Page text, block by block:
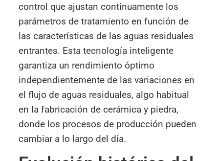
control que ajustan continuamente los
parámetros de tratamiento en función de
las características de las aguas residuales
entrantes. Esta tecnología inteligente
garantiza un rendimiento óptimo
independientemente de las variaciones en
el flujo de aguas residuales, algo habitual
en la fabricación de cerámica y piedra,
donde los procesos de producción pueden
cambiar a lo largo del día.